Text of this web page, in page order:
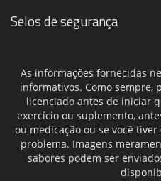
Selos de segurança
As informações fornecidas
informativos. Como sempre,
licenciado antes de iniciar
exercício ou suplemento,
ou medicação ou se você
problema. Imagens
sabores podem ser